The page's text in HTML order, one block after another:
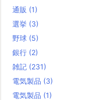
通販 (1)
選挙 (3)
野球 (5)
銀行 (2)
雑記 (231)
電気製品 (3)
電気製品 (1)